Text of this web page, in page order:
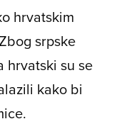
hrvatskim
srpske
hrvatski su se
kako bi